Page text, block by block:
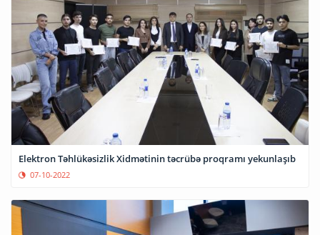
Elektron Təhlükəsizlik Xidmətinin təcrübə proqramı yekunlaşıb
07-10-2022